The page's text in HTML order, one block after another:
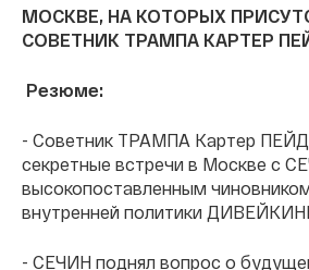
МОСКВЕ, НА КОТОРЫХ
СОВЕТНИК ТРАМПА КАРТЕР
Резюме:
- Советник ТРАМПА Картер
секретные встречи в Москве с
высокопоставленным
внутренней политики
- СЕЧИН поднял вопрос о